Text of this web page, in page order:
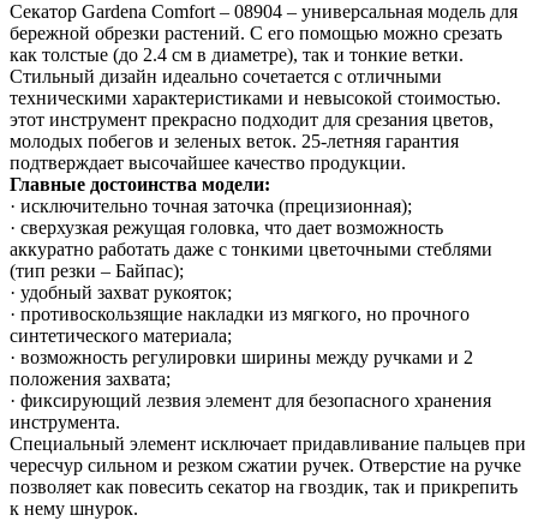
Секатор Gardena Comfort – 08904 – универсальная модель для
бережной обрезки растений. С его помощью можно срезать
как толстые (до 2.4 см в диаметре), так и тонкие ветки.
Стильный дизайн идеально сочетается с отличными
техническими характеристиками и невысокой стоимостью.
этот инструмент прекрасно подходит для срезания цветов,
молодых побегов и зеленых веток. 25-летняя гарантия
подтверждает высочайшее качество продукции.
Главные достоинства модели:
· исключительно точная заточка (прецизионная);
· сверхузкая режущая головка, что дает возможность
аккуратно работать даже с тонкими цветочными стеблями
(тип резки – Байпас);
· удобный захват рукояток;
· противоскользящие накладки из мягкого, но прочного
синтетического материала;
· возможность регулировки ширины между ручками и 2
положения захвата;
· фиксирующий лезвия элемент для безопасного хранения
инструмента.
Специальный элемент исключает придавливание пальцев при
чересчур сильном и резком сжатии ручек. Отверстие на ручке
позволяет как повесить секатор на гвоздик, так и прикрепить
к нему шнурок.